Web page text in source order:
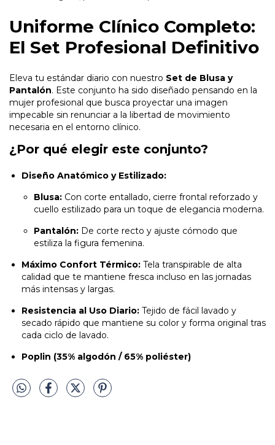
Uniforme Clínico Completo:
El Set Profesional Definitivo
Eleva tu estándar diario con nuestro Set de Blusa y
Pantalón. Este conjunto ha sido diseñado pensando en la
mujer profesional que busca proyectar una imagen
impecable sin renunciar a la libertad de movimiento
necesaria en el entorno clínico.
¿Por qué elegir este conjunto?
Diseño Anatómico y Estilizado:
Blusa: Con corte entallado, cierre frontal reforzado y
cuello estilizado para un toque de elegancia moderna.
Pantalón: De corte recto y ajuste cómodo que
estiliza la figura femenina.
Máximo Confort Térmico: Tela transpirable de alta
calidad que te mantiene fresca incluso en las jornadas
más intensas y largas.
Resistencia al Uso Diario: Tejido de fácil lavado y
secado rápido que mantiene su color y forma original tras
cada ciclo de lavado.
Poplin (35% algodón / 65% poliéster)